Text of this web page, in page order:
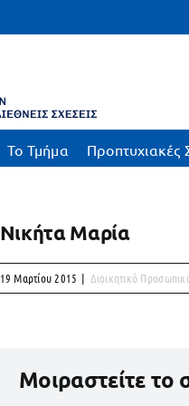
To Τμήμα Προπτυχιακές
Νικήτα Μαρία
19 Μαρτίου 2015 | Διοικητικό
Μοιραστείτε